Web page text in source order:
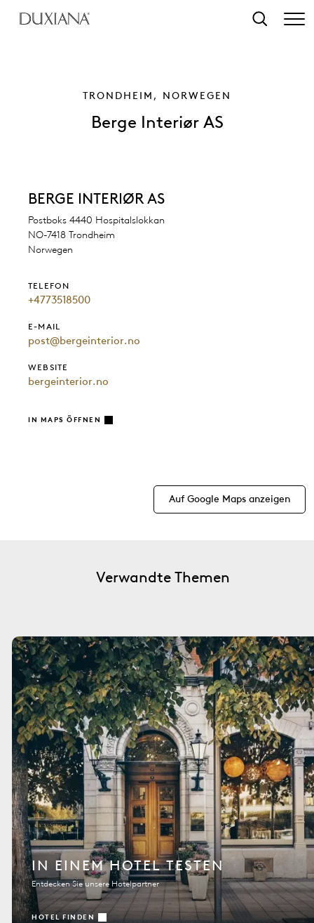
Suche
TRONDHEIM, NORWEGEN
Berge Interiør AS
BERGE INTERIØR AS
Postboks 4440 Hospitalslokkan
NO-7418 Trondheim
Norwegen
TELEFON
+4773518500
E-MAIL
post@bergeinterior.no
WEBSITE
bergeinterior.no
IN MAPS ÖFFNEN
Auf Google Maps anzeigen
Verwandte Themen
IN EINEM HOTEL TESTEN
Entdecken Sie unsere Hotelpartner
HOTEL FINDEN